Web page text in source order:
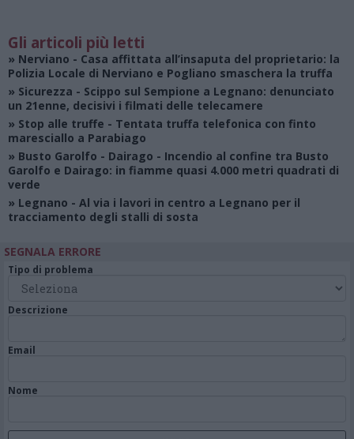
Gli articoli più letti
» Nerviano - Casa affittata all’insaputa del proprietario: la
Polizia Locale di Nerviano e Pogliano smaschera la truffa
» Sicurezza - Scippo sul Sempione a Legnano: denunciato
un 21enne, decisivi i filmati delle telecamere
» Stop alle truffe - Tentata truffa telefonica con finto
maresciallo a Parabiago
» Busto Garolfo - Dairago - Incendio al confine tra Busto
Garolfo e Dairago: in fiamme quasi 4.000 metri quadrati di
verde
» Legnano - Al via i lavori in centro a Legnano per il
tracciamento degli stalli di sosta
SEGNALA ERRORE
Tipo di problema
Descrizione
Email
Nome